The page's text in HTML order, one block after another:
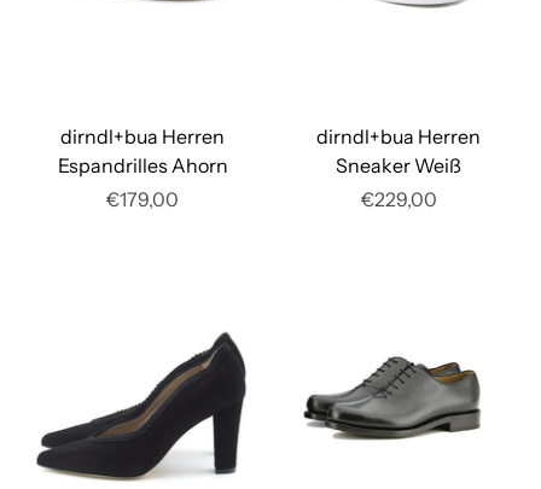
dirndl+bua Herren
Espandrilles Ahorn
€179,00
dirndl+bua Herren
Sneaker Weiß
€229,00